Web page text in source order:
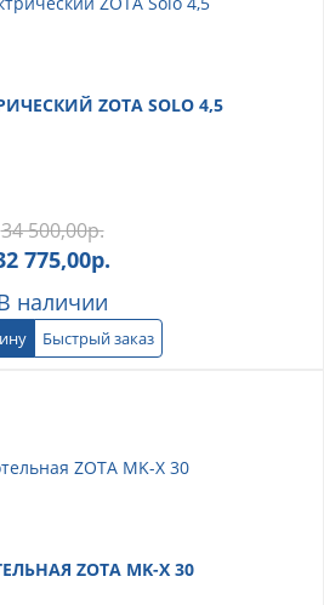
ZOTA SOLO 4,5
34 500,00р.
775,00р.
наличии
Быстрый заказ
ZOTA MK-X 30